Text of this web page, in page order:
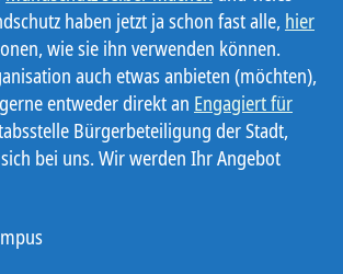
haben jetzt ja schon fast alle, hier
wie sie ihn verwenden können.
auch etwas anbieten (möchten),
entweder direkt an Engagiert für
Bürgerbeteiligung der Stadt,
bei uns. Wir werden Ihr Angebot